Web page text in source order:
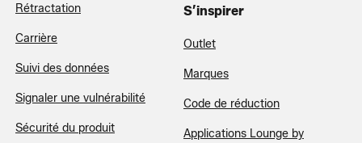
Rétractation
Carrière
Suivi des données
Signaler une vulnérabilité
Sécurité du produit
S’inspirer
Outlet
Marques
Code de réduction
Applications Lounge by